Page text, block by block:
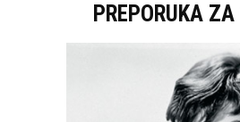
PREPORUKA